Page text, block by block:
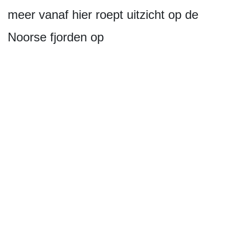
meer vanaf hier roept uitzicht op de
Noorse fjorden op